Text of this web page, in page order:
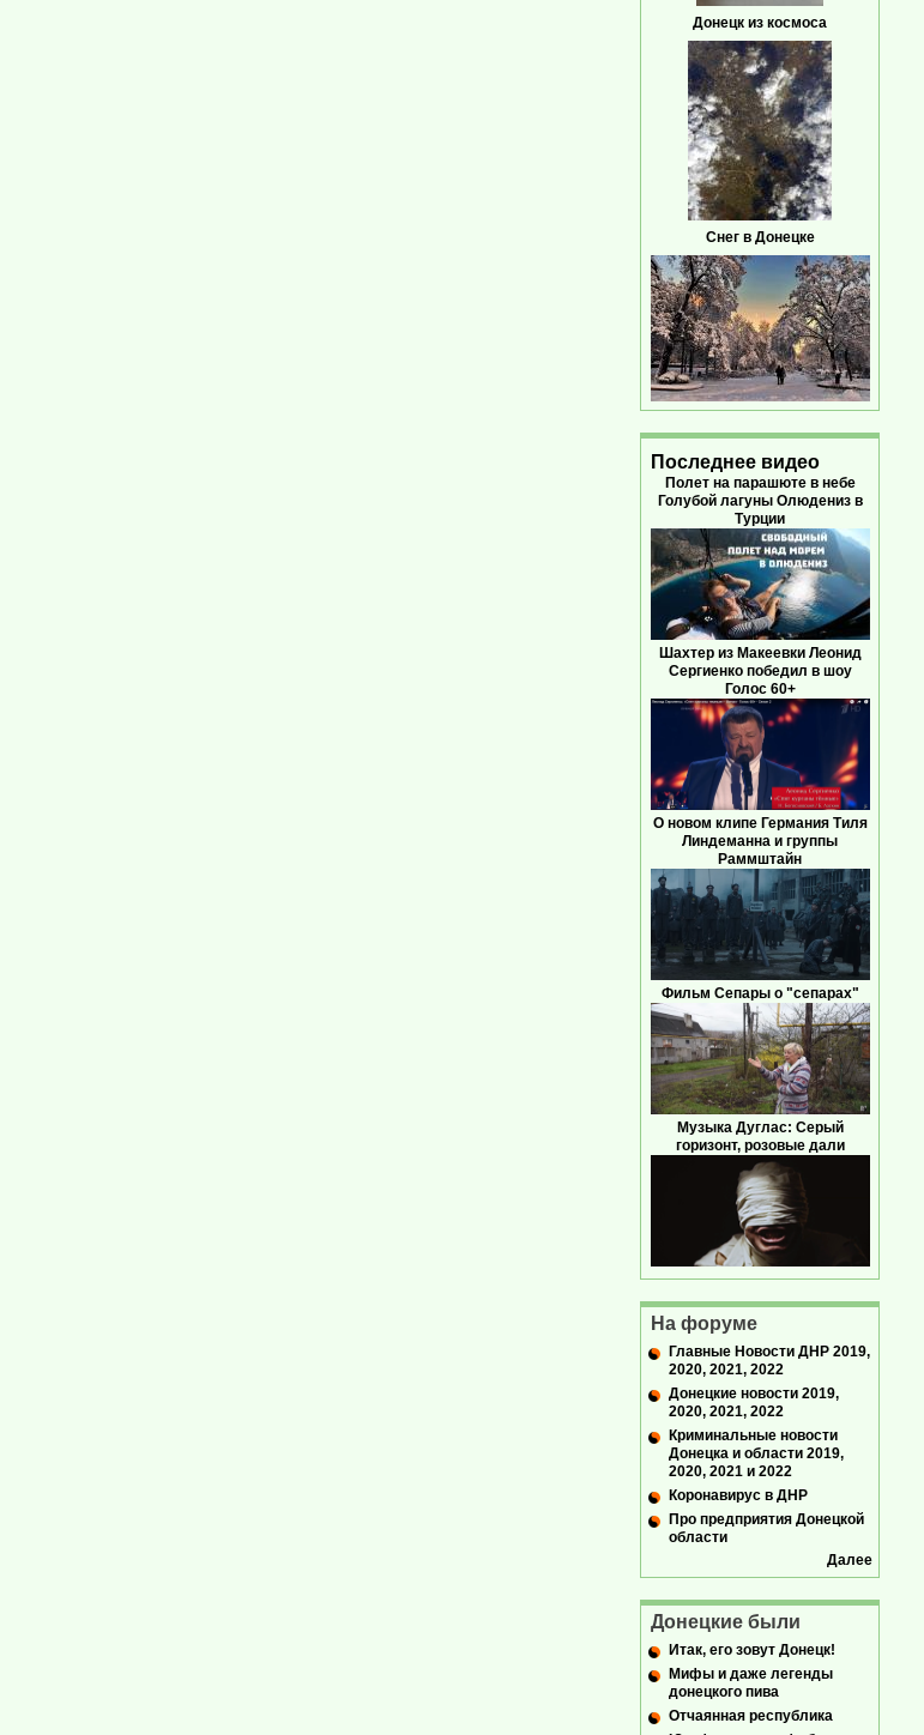
Донецк из космоса
Снег в Донецке
Последнее видео
Полет на парашюте в небе
Голубой лагуны Олюдениз в
Турции
Шахтер из Макеевки Леонид
Сергиенко победил в шоу
Голос 60+
О новом клипе Германия Тиля
Линдеманна и группы
Раммштайн
Фильм Сепары о "сепарах"
Музыка Дуглас: Серый
горизонт, розовые дали
На форуме
Главные Новости ДНР 2019,
2020, 2021, 2022
Донецкие новости 2019,
2020, 2021, 2022
Криминальные новости
Донецка и области 2019,
2020, 2021 и 2022
Коронавирус в ДНР
Про предприятия Донецкой
области
Далее
Донецкие были
Итак, его зовут Донецк!
Мифы и даже легенды
донецкого пива
Отчаянная республика